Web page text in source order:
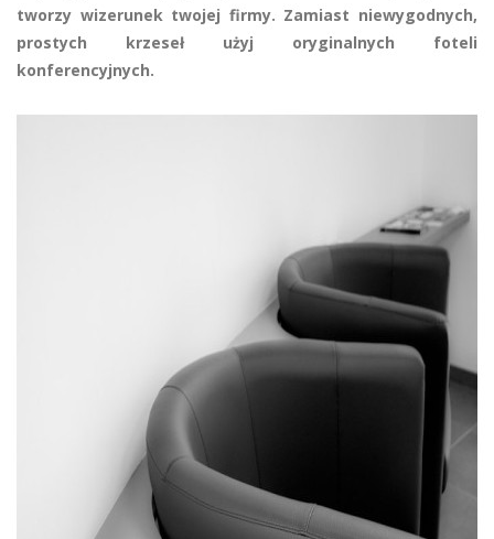
tworzy wizerunek twojej firmy. Zamiast niewygodnych,
prostych krzeseł użyj oryginalnych foteli
konferencyjnych.